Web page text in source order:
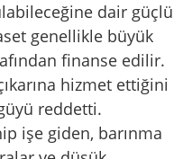
dair güçlü
genellikle büyük
finanse edilir.
hizmet ettiğini
reddetti.
işe giden, barınma